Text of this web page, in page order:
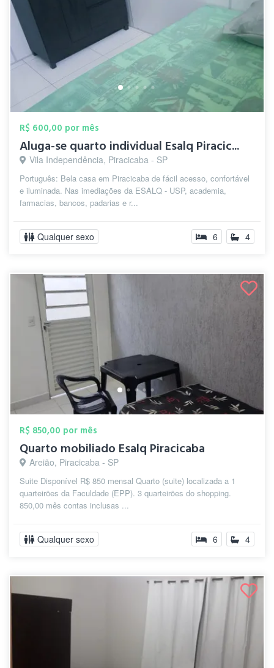
R$ 600,00 por mês
Aluga-se quarto individual Esalq Piracic...
Vila Independência, Piracicaba - SP
Português: Bela casa em Piracicaba de fácil acesso, confortável
e iluminada. Nas imediações da ESALQ - USP, academia,
farmacias, bancos, padarias e r...
Qualquer sexo 6 4
R$ 850,00 por mês
Quarto mobiliado Esalq Piracicaba
Areião, Piracicaba - SP
Suite Disponível R$ 850 mensal Quarto (suite) localizada a 1
quarteirões da Faculdade (EPP). 3 quarteirões do shopping.
850,00 mês contas inclusas ...
Qualquer sexo 6 4